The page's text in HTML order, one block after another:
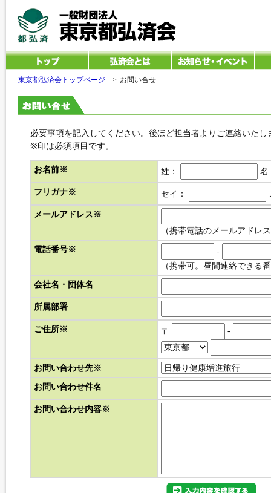
東京都弘済会トップページ > お問い合せ
必要事項を記入してください。後ほど担当者よりご連絡いたし
※印は必須項目です。
お名前※ 姓：
フリガナ※ セイ：
メールアドレス ※
（携帯電話のメールアドレ
電話番号※
-
（携帯可。昼間連絡できる
会社名・団体名
所属部署
ご住所※ 〒 -
お問い合わせ先※
お問い合わせ件名
お問い合わせ内容※